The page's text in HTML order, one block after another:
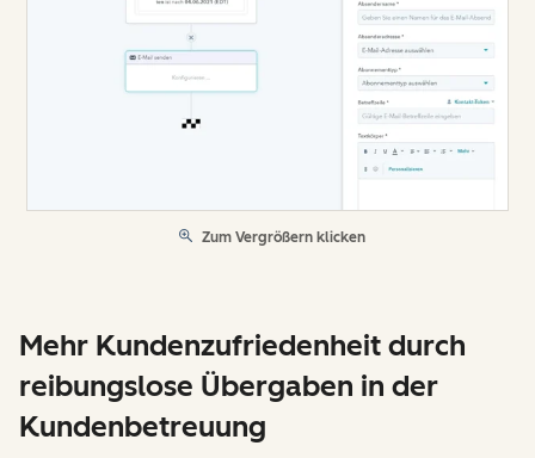
Zum Vergrößern klicken
Mehr Kundenzufriedenheit durch
reibungslose Übergaben in der
Kundenbetreuung